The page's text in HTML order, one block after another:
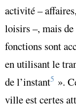
activité –
loisirs –, mais
fonctions sont
en utilisant le
de l’instant5 ».
ville est certes